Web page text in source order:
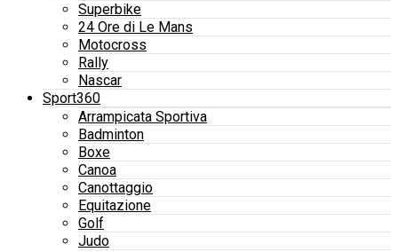
Superbike
24 Ore di Le Mans
Motocross
Rally
Nascar
Sport360
Arrampicata Sportiva
Badminton
Boxe
Canoa
Canottaggio
Equitazione
Golf
Judo